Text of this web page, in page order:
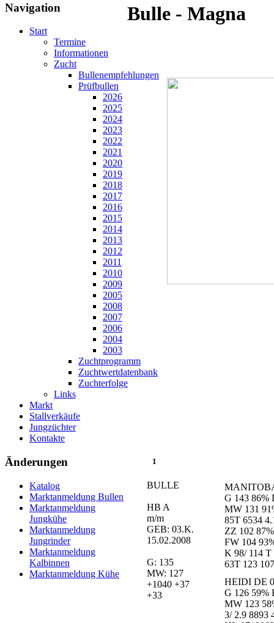
Navigation
Start
Termine
Informationen
Zucht
Bullenempfehlungen
Prüfbullen
2026
2025
2024
2023
2022
2021
2020
2019
2018
2017
2016
2015
2014
2013
2012
2011
2010
2009
2005
2008
2007
2006
2004
2003
Zuchtprogramm
Zuchtwertdatenbank
Zuchterfolge
Links
Markt
Stallverkäufe
Jungzüchter
Kontakte
Änderungen
Katalog
Marktanmeldung Bullen
Marktanmeldung
Jungkühe
Marktanmeldung
Jungrinder
Marktanmeldung
Kalbinnen
Marktanmeldung Kühe
Bulle - Magna
1
BULLE
HB A
m/m
GEB: 03.K.
15.02.2008
G: 135
MW: 127
+1040 +37
+33
G 143 86%
MW 131
85T 6534
ZZ 102
FW 104
K 98/ 114 T
63T 123
HEIDI DE
G 126 59%
MW 123
3/ 2.9 8893